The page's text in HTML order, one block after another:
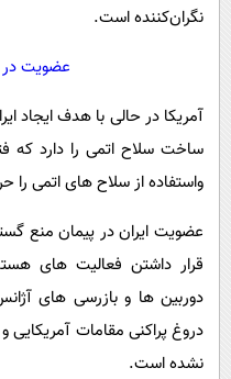
نگران‌کننده است.
عضویت در
آمریکا در حالی با هدف ایجاد
ساخت سلاح اتمی را دارد که
واستفاده از سلاح های اتمی را
عضویت ایران در پیمان منع
قرار داشتن فعالیت های
دوربین ها و بازرسی های
دروغ پراکنی مقامات آمریکایی
نشده است.